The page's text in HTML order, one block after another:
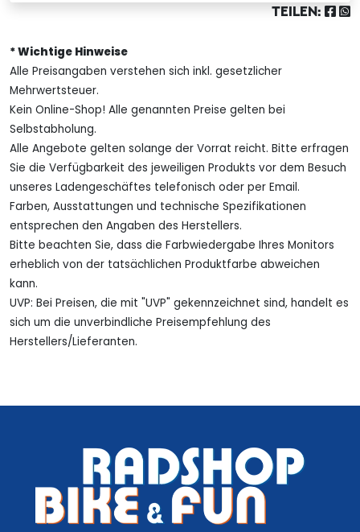
TEILEN:
* Wichtige Hinweise
Alle Preisangaben verstehen sich inkl. gesetzlicher
Mehrwertsteuer.
Kein Online-Shop! Alle genannten Preise gelten bei
Selbstabholung.
Alle Angebote gelten solange der Vorrat reicht. Bitte erfragen
Sie die Verfügbarkeit des jeweiligen Produkts vor dem Besuch
unseres Ladengeschäftes telefonisch oder per Email.
Farben, Ausstattungen und technische Spezifikationen
entsprechen den Angaben des Herstellers.
Bitte beachten Sie, dass die Farbwiedergabe Ihres Monitors
erheblich von der tatsächlichen Produktfarbe abweichen
kann.
UVP: Bei Preisen, die mit "UVP" gekennzeichnet sind, handelt es
sich um die unverbindliche Preisempfehlung des
Herstellers/Lieferanten.